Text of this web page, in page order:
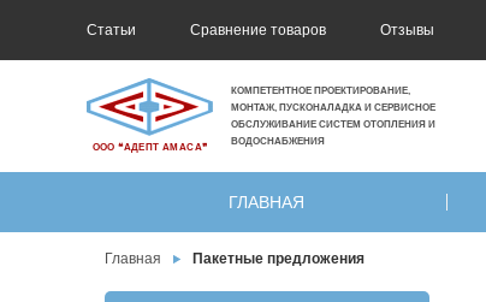
Статьи Сравнение товаров Отзывы
ООО ❝АДЕПТ АМАСА❞
КОМПЕТЕНТНОЕ ПРОЕКТИРОВАНИЕ,
МОНТАЖ, ПУСКОНАЛАДКА И СЕРВИСНОЕ
ОБСЛУЖИВАНИЕ СИСТЕМ ОТОПЛЕНИЯ И
ВОДОСНАБЖЕНИЯ
ГЛАВНАЯ
Главная Пакетные предложения